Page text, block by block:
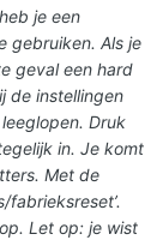
je een
gebruiken. Als je
geval een hard
de instellingen
Druk
in. Je komt
Met de
fabrieksreset’.
Let op: je wist